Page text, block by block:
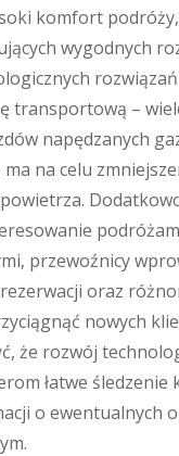
komfort
wygodnych
transportową –
napędzanych
na celu
przewoźnicy
oraz
nowych
że rozwój
łatwe śledzenie
o ewentualnych